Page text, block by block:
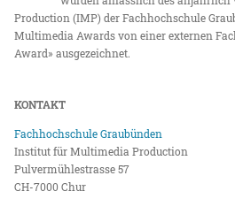
Production (IMP) der Fachhochschule
Multimedia Awards von einer externen
Award» ausgezeichnet.
KONTAKT
Fachhochschule Graubünden
Institut für Multimedia Production
Pulvermühlestrasse 57
CH-7000 Chur